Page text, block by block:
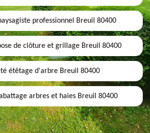
professionnel Breuil 80400
de clôture et grillage Breuil 80400
étêtage d'arbre Breuil 80400
arbres et haies Breuil 80400